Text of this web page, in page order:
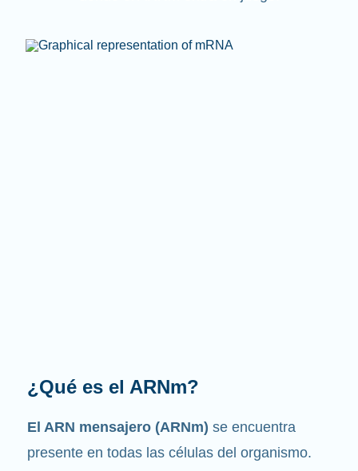
¿Cuál es la función que
Como su nombre indica, el ARNm es un